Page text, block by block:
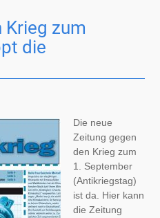
Krieg zum
die
Die neue
Zeitung gegen
den Krieg zum
1. September
(Antikriegstag)
ist da. Hier kann
die Zeitung